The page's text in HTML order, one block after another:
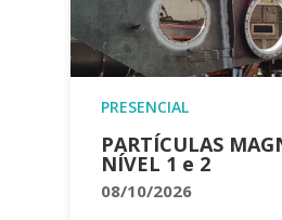
PRESENCIAL
PARTÍCULAS
NÍVEL 1 e 2
08/10/2026